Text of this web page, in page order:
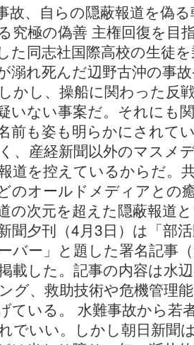
故、自らの隠蔽報道を偽
る究極の偽善 主権回
た同志社国際高校の生徒
溺れ死んだ辺野古沖の事
かし、操船に関わった反
いない事案だ。それにも
前も姿も明らかにされて
、産経新聞以外のマスメ
道を控えているからだ。
のオールドメディアとの
の次元を超えた隠蔽報道
聞夕刊（4月3日）は「部
バー」と題した署名記事
載した。記事の内容は水
グ、救助技術や危機管理
ている。 水難事故から若
でいい。しかし朝日新聞